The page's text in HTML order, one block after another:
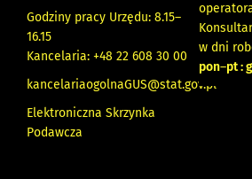
Godziny pracy Urzędu: 8.15–
16.15
Kancelaria: +48 22 608 30 00
kancelariaogolnaGUS@stat.gov.pl
Elektroniczna Skrzynka
Podawcza
w dni
pon–pt :